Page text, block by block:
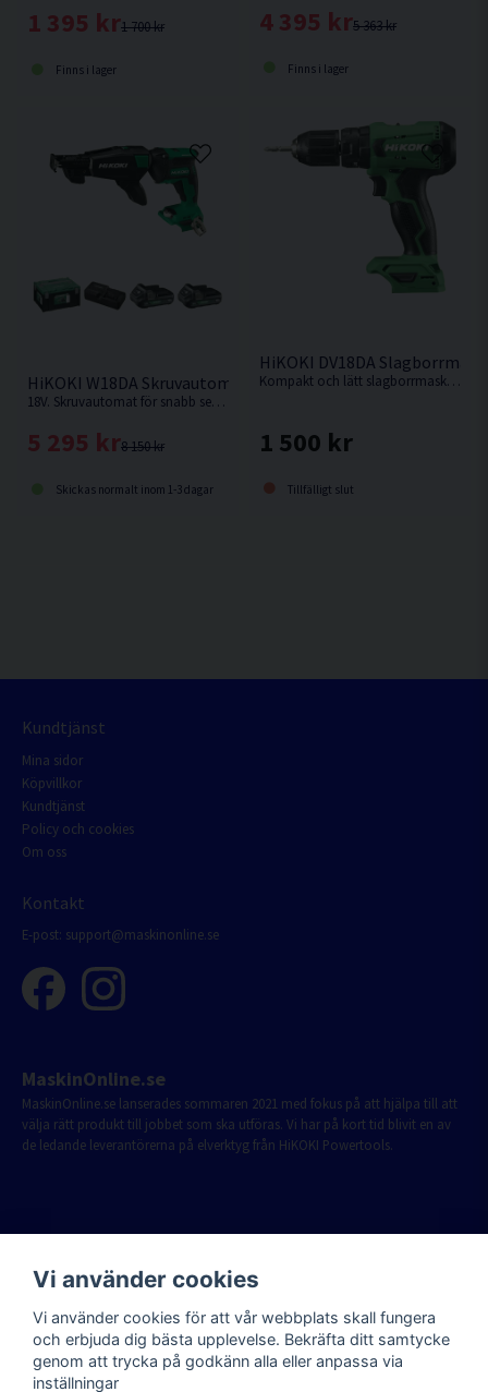
1 700 kr
1 395 kr
Finns i lager
5 363 kr
4 395 kr
Finns i lager
HiKOKI W18DA Skruvautomat 18V (2x2,0Ah)
18V. Skruvautomat för snabb serieskruvning från HiKOKI.
8 150 kr
5 295 kr
Skickas normalt inom 1-3 dagar
HiKOKI DV18DA
Kompakt och lätt slagborrmaskin som lämpar sig bäst som borrskruvdragare eller för borrning i tegel tack vare slagfunktionen. Levereras utan batteri, laddare och kartong men med manual.
1 500 kr
Tillfälligt slut
Kundtjänst
Mina sidor
Köpvillkor
Kundtjänst
Policy och cookies
Om oss
Kontakt
E-post: support@maskinonline.se
MaskinOnline.se
MaskinOnline.se lanserades sommaren 2021 med fokus på att hjälpa till att
välja rätt produkt till jobbet som ska utföras. Vi har på kort tid blivit en av
de ledande leverantörerna på elverktyg från HiKOKI Powertools.
Vi använder cookies
Vi använder cookies för att vår webbplats skall fungera
och erbjuda dig bästa upplevelse. Bekräfta ditt samtycke
genom att trycka på godkänn alla eller anpassa via
inställningar